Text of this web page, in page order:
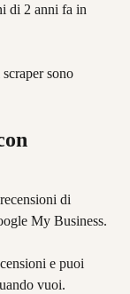
di 2 anni fa in
sono
di
My Business.
e puoi
vuoi.